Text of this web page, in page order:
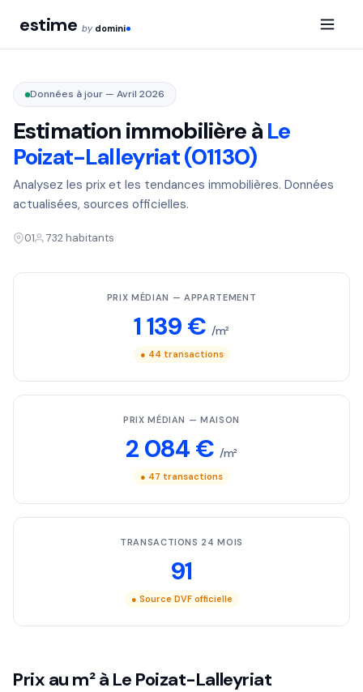
estime by domini
Données à jour — Avril 2026
Estimation immobilière àLe
Poizat-Lalleyriat (01130)
Analysez les prix et les tendances immobilières. Données
actualisées, sources officielles.
01 732 habitants
PRIX MÉDIAN — APPARTEMENT
1 139 € /m²
● 44 transactions
PRIX MÉDIAN — MAISON
2 084 € /m²
● 47 transactions
TRANSACTIONS 24 MOIS
91
● Source DVF officielle
Prix au m² à Le Poizat-Lalleyriat